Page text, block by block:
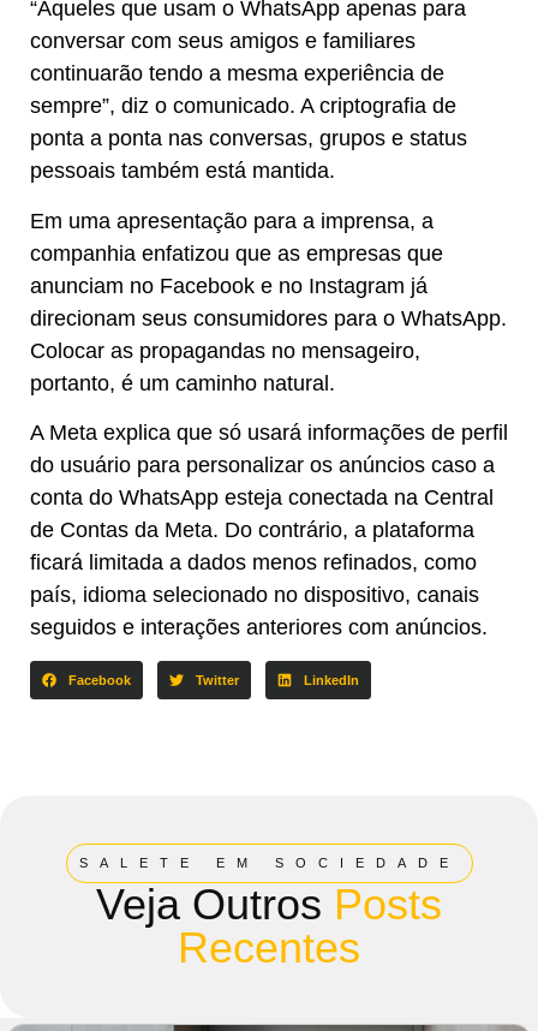
“Aqueles que usam o WhatsApp apenas para
conversar com seus amigos e familiares
continuarão tendo a mesma experiência de
sempre”, diz o comunicado. A criptografia de
ponta a ponta nas conversas, grupos e status
pessoais também está mantida.
Em uma apresentação para a imprensa, a
companhia enfatizou que as empresas que
anunciam no Facebook e no Instagram já
direcionam seus consumidores para o WhatsApp.
Colocar as propagandas no mensageiro,
portanto, é um caminho natural.
A Meta explica que só usará informações de perfil
do usuário para personalizar os anúncios caso a
conta do WhatsApp esteja conectada na Central
de Contas da Meta. Do contrário, a plataforma
ficará limitada a dados menos refinados, como
país, idioma selecionado no dispositivo, canais
seguidos e interações anteriores com anúncios.
Facebook Twitter LinkedIn
SALETE EM SOCIEDADE
Veja Outros Posts
Recentes